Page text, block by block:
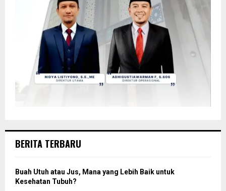
BERITA TERBARU
Buah Utuh atau Jus, Mana yang Lebih Baik untuk
Kesehatan Tubuh?